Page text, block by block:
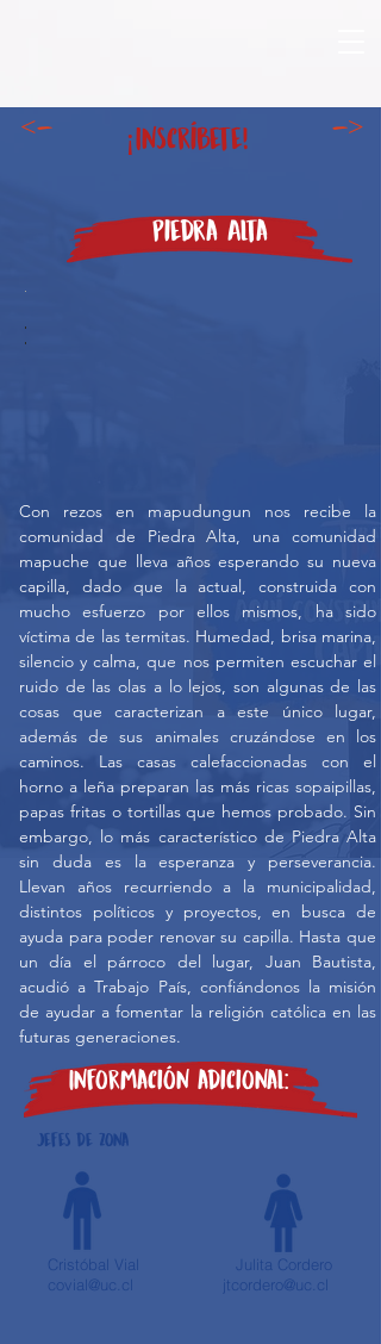
->
<- ¡Inscríbete!
Piedra Alta
Con rezos en mapudungun nos recibe la
comunidad de Piedra Alta, una comunidad
mapuche que lleva años esperando su nueva
capilla, dado que la actual, construida con
mucho esfuerzo por ellos mismos, ha sido
víctima de las termitas. Humedad, brisa marina,
silencio y calma, que nos permiten escuchar el
ruido de las olas a lo lejos, son algunas de las
cosas que caracterizan a este único lugar,
además de sus animales cruzándose en los
caminos. Las casas calefaccionadas con el
horno a leña preparan las más ricas sopaipillas,
papas fritas o tortillas que hemos probado. Sin
embargo, lo más característico de Piedra Alta
sin duda es la esperanza y perseverancia.
Llevan años recurriendo a la municipalidad,
distintos políticos y proyectos, en busca de
ayuda para poder renovar su capilla. Hasta que
un día el párroco del lugar, Juan Bautista,
acudió a Trabajo País, confiándonos la misión
de ayudar a fomentar la religión católica en las
futuras generaciones.
Jefes de zona
Cristóbal Vial
covial@uc.cl
Julita Cordero
jtcordero@uc.cl
Información adicional: